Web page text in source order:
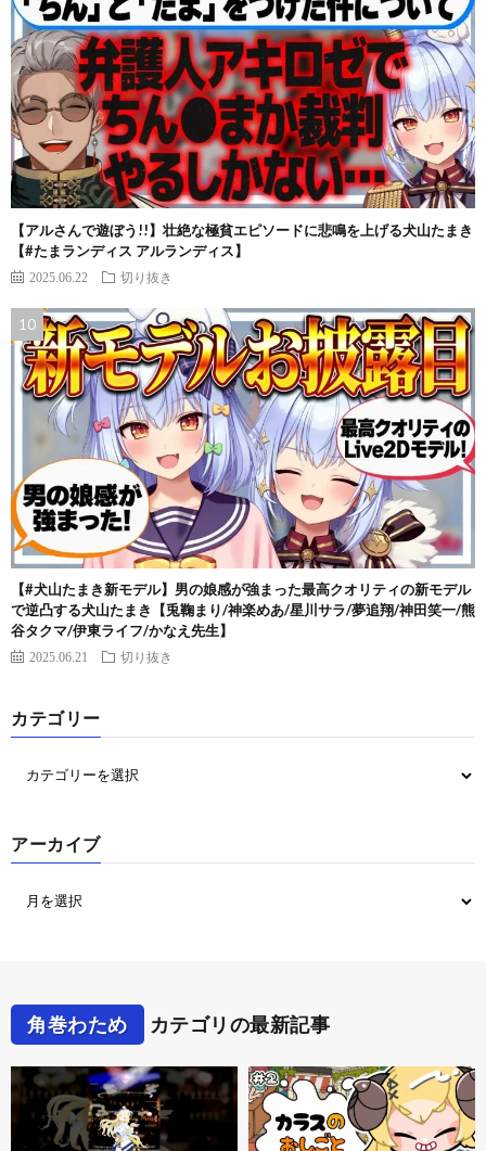
【アルさんで遊ぼう!!】壮絶な極貧エピソードに悲鳴を上げる犬山たまき
【#たまランディス アルランディス】
2025.06.22 切り抜き
【#犬山たまき新モデル】男の娘感が強まった最高クオリティの新モデル
で逆凸する犬山たまき【兎鞠まり/神楽めあ/星川サラ/夢追翔/神田笑一/熊
谷タクマ/伊東ライフ/かなえ先生】
2025.06.21 切り抜き
カテゴリー
アーカイブ
角巻わため カテゴリの最新記事